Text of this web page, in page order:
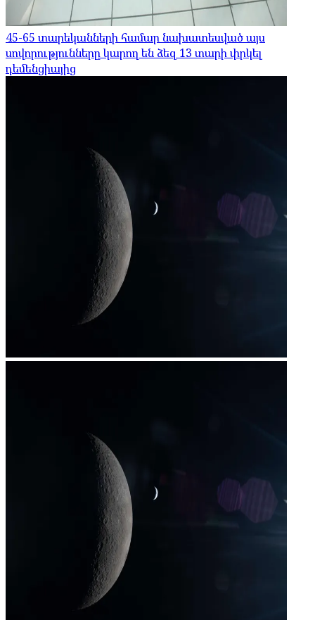
45-65 տարեկանների համար նախատեսված այս
սովորությունները կարող են ձեզ 13 տարի փրկել
դեմենցիայից